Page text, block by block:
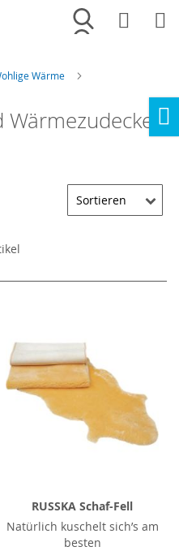
Merkliste
Wärme
Wärmezudecken
RUSSKA Schaf-Fell
Natürlich kuschelt sich’s am
besten